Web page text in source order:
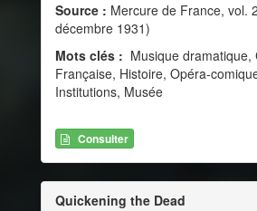
Source : Mercure de France, vol.
décembre 1931)
Mots clés : Musique dramatique,
Française, Histoire, Opéra-
Institutions, Musée
Consulter
Quickening the Dead